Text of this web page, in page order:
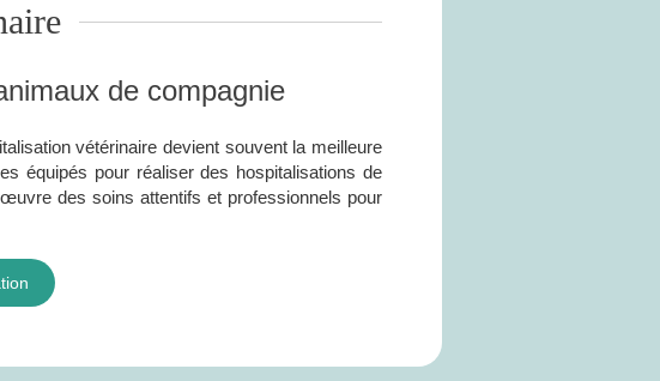
de compagnie
vétérinaire devient souvent la meilleure
équipés pour réaliser des hospitalisations de
des soins attentifs et professionnels pour